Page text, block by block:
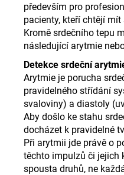
především pro
pacienty, kteří chtějí
Kromě srdečního tepu
následující arytmie
Detekce srdeční
Arytmie je porucha
pravidelného střídání
svaloviny) a diastoly
Aby došlo ke stahu
docházet k pravidelné
Při arytmii jde právě o
těchto impulzů či jejich
spousta druhů, ne
TURMALINEM
359